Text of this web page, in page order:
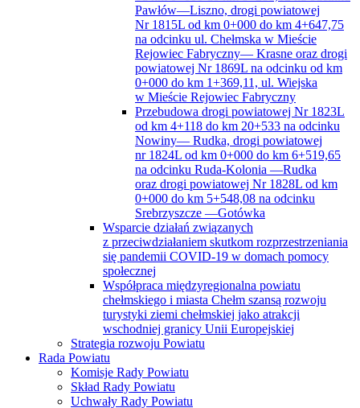
Pawłów—Liszno, drogi powiatowej
Nr 1815L od km 0+000 do km 4+647,75
na odcinku ul. Chełmska w Mieście
Rejowiec Fabryczny— Krasne oraz drogi
powiatowej Nr 1869L na odcinku od km
0+000 do km 1+369,11, ul. Wiejska
w Mieście Rejowiec Fabryczny
Przebudowa drogi powiatowej Nr 1823L
od km 4+118 do km 20+533 na odcinku
Nowiny— Rudka, drogi powiatowej
nr 1824L od km 0+000 do km 6+519,65
na odcinku Ruda-Kolonia —Rudka
oraz drogi powiatowej Nr 1828L od km
0+000 do km 5+548,08 na odcinku
Srebrzyszcze —Gotówka
Wsparcie działań związanych
z przeciwdziałaniem skutkom rozprzestrzeniania
się pandemii COVID-19 w domach pomocy
społecznej
Współpraca międzyregionalna powiatu
chełmskiego i miasta Chełm szansą rozwoju
turystyki ziemi chełmskiej jako atrakcji
wschodniej granicy Unii Europejskiej
Strategia rozwoju Powiatu
Rada Powiatu
Komisje Rady Powiatu
Skład Rady Powiatu
Uchwały Rady Powiatu